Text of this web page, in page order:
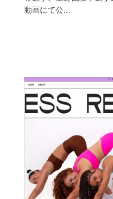
動画にて公...